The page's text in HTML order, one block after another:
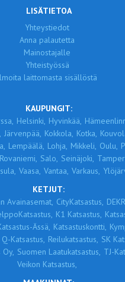
LISÄTIETOA
Yhteystiedot
Anna palautetta
Mainostajalle
Yhteistyössä
laittomasta sisällöstä
KAUPUNGIT:
Helsinki, Hyvinkää,
Järvenpää, Kokkola, Kotka,
Lempäälä, Lohja, Mikkeli, Oulu,
Rovaniemi, Salo, Seinäjoki,
Vaasa, Vantaa, Varkaus,
KETJUT:
Avainasemat, CityKatsastus,
K1 Katsastus,
Ässä, Katsastuskontti,
Q-Katsastus, Reilukatsastus, SK
Oy, Suomen Laatukatsastus, TJ-
Veikon Katsastus,